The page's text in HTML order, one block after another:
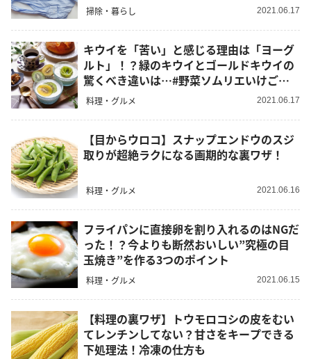
掃除・暮らし 2021.06.17
キウイを「苦い」と感じる理由は「ヨーグ
ルト」！？緑のキウイとゴールドキウイの
驚くべき違いは…#野菜ソムリエいけごま
の知恵袋
料理・グルメ 2021.06.17
【目からウロコ】スナップエンドウのスジ
取りが超絶ラクになる画期的な裏ワザ！
料理・グルメ 2021.06.16
フライパンに直接卵を割り入れるのはNGだ
った！？今よりも断然おいしい”究極の目
玉焼き”を作る3つのポイント
料理・グルメ 2021.06.15
【料理の裏ワザ】トウモロコシの皮をむい
てレンチンしてない？甘さをキープできる
下処理法！冷凍の仕方も